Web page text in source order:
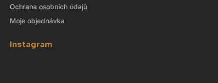
Ochrana osobních údajů
Moje objednávka
Instagram